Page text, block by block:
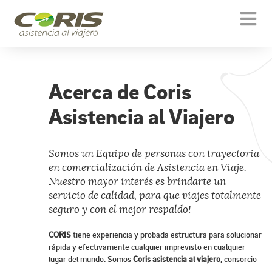
Acerca de Coris
Asistencia al Viajero
Somos un Equipo de personas con trayectoria
en comercialización de Asistencia en Viaje.
Nuestro mayor interés es brindarte un
servicio de calidad, para que viajes totalmente
seguro y con el mejor respaldo!
CORIStiene experiencia y probada estructura para solucionar
rápida y efectivamente cualquier imprevisto en cualquier
lugar del mundo. SomosCoris asistencia al viajero , consorcio